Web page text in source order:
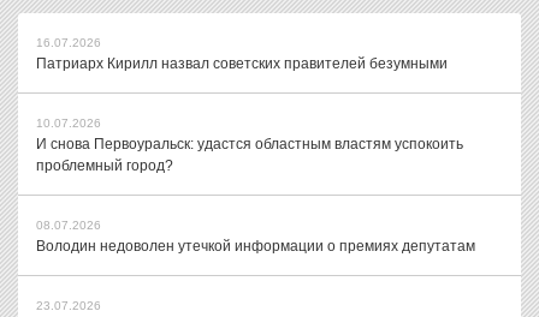
16.07.2026
Патриарх Кирилл назвал советских правителей безумными
10.07.2026
И снова Первоуральск: удастся областным властям успокоить
проблемный город?
08.07.2026
Володин недоволен утечкой информации о премиях депутатам
23.07.2026